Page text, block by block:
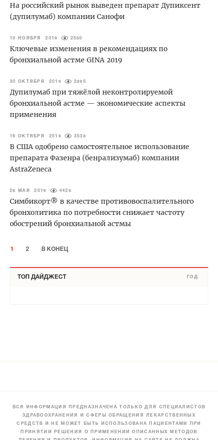
На российский рынок выведен препарат Дупиксент
(дупилумаб) компании Санофи
10 НОЯБРЯ 2019 2580
Ключевые изменения в рекомендациях по
бронхиальной астме GINA 2019
30 ОКТЯБРЯ 2019 2895
Дупилумаб при тяжёлой неконтролируемой
бронхиальной астме — экономические аспекты
применения
16 ОКТЯБРЯ 2019 3538
В США одобрено самостоятельное использование
препарата Фазенра (бенрализумаб) компании
AstraZeneca
28 МАЯ 2019 4428
Симбикорт® в качестве противовоспалительного
бронхолитика по потребности снижает частоту
обострений бронхиальной астмы
1 2 В КОНЕЦ
ТОП ДАЙДЖЕСТ ГОД
ВСЯ ИНФОРМАЦИЯ ПРЕДНАЗНАЧЕНА ТОЛЬКО ДЛЯ СПЕЦИАЛИСТОВ
ЗДРАВООХРАНЕНИЯ И СФЕРЫ ОБРАЩЕНИЯ ЛЕКАРСТВЕННЫХ
СРЕДСТВ И НЕ МОЖЕТ БЫТЬ ИСПОЛЬЗОВАНА ПАЦИЕНТАМИ ПРИ
ПРИНЯТИИ РЕШЕНИЯ О ПРИМЕНЕНИИ ОПИСАННЫХ МЕТОДОВ